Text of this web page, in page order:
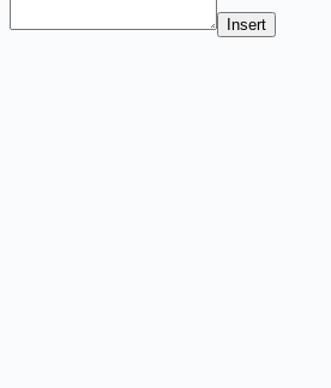
Insert